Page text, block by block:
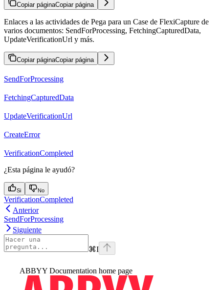
Copiar páginaCopiar página
Enlaces a las actividades de Pega para un Case de FlexiCapture de
varios documentos: SendForProcessing, FetchingCapturedData,
UpdateVerificationUrl y más.
Copiar páginaCopiar página
SendForProcessing
FetchingCapturedData
UpdateVerificationUrl
CreateError
VerificationCompleted
¿Esta página le ayudó?
Si No
VerificationCompleted
Anterior
SendForProcessing
Siguiente
⌘I
ABBYY Documentation home page